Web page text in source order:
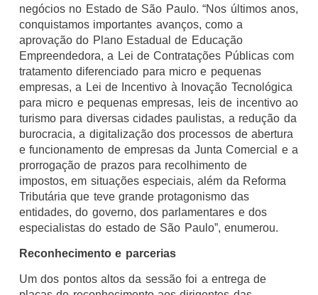
negócios no Estado de São Paulo. “Nos últimos anos,
conquistamos importantes avanços, como a
aprovação do Plano Estadual de Educação
Empreendedora, a Lei de Contratações Públicas com
tratamento diferenciado para micro e pequenas
empresas, a Lei de Incentivo à Inovação Tecnológica
para micro e pequenas empresas, leis de incentivo ao
turismo para diversas cidades paulistas, a redução da
burocracia, a digitalização dos processos de abertura
e funcionamento de empresas da Junta Comercial e a
prorrogação de prazos para recolhimento de
impostos, em situações especiais, além da Reforma
Tributária que teve grande protagonismo das
entidades, do governo, dos parlamentares e dos
especialistas do estado de São Paulo”, enumerou.
Reconhecimento e parcerias
Um dos pontos altos da sessão foi a entrega de